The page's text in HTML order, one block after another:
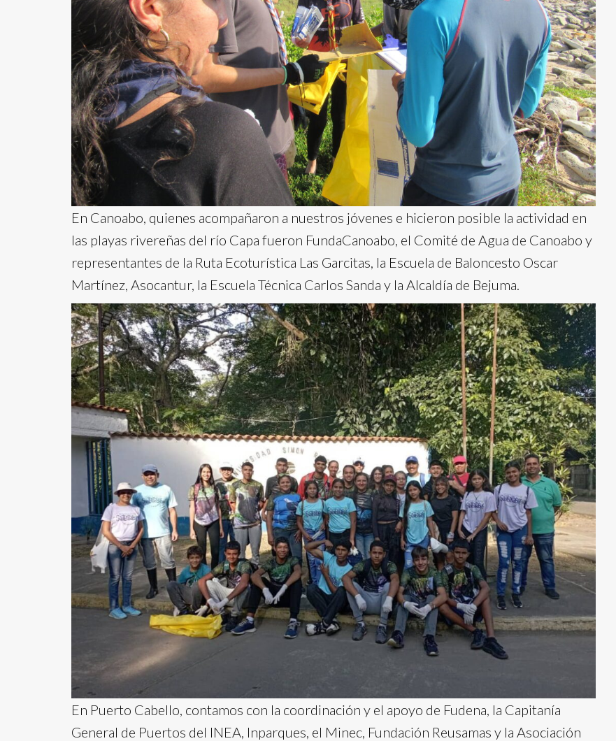
En Canoabo, quienes acompañaron a nuestros jóvenes e hicieron posible la actividad en
las playas rivereñas del río Capa fueron FundaCanoabo, el Comité de Agua de Canoabo y
representantes de la Ruta Ecoturística Las Garcitas, la Escuela de Baloncesto Oscar
Martínez, Asocantur, la Escuela Técnica Carlos Sanda y la Alcaldía de Bejuma.
En Puerto Cabello, contamos con la coordinación y el apoyo de Fudena, la Capitanía
General de Puertos del INEA, Inparques, el Minec, Fundación Reusamas y la Asociación